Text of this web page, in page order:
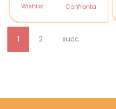
Wishlist Confronta
1 2 succ